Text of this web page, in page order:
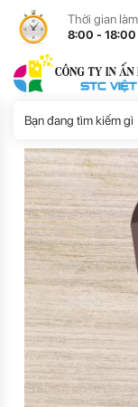
Thời gian
8:00 - 18:00